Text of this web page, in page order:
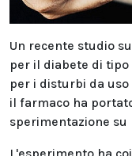
Un recente studio
per il diabete di tipo
per i disturbi da
il farmaco ha
sperimentazione su